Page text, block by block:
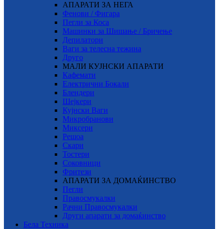
АПАРАТИ ЗА НЕГА
Фенови / Фигара
Пегли за Коса
Машинки за Шишање / Бричење
Депилатори
Ваги за телесна тежина
Друго
МАЛИ КУЈНСКИ АПАРАТИ
Кафемати
Електрични Бокали
Блендери
Шејкери
Кујнски Ваги
Микробранови
Миксери
Решоа
Скари
Тостери
Соковници
Фритези
АПАРАТИ ЗА ДОМАЌИНСТВО
Пегли
Правосмукалки
Рачни Правосмукалки
Други апарати за домаќинство
Бела Техника